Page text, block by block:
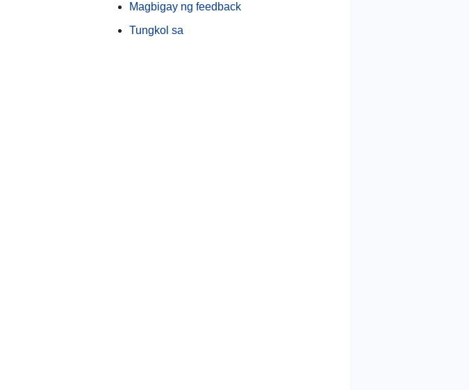
Magbigay ng feedback
Tungkol sa